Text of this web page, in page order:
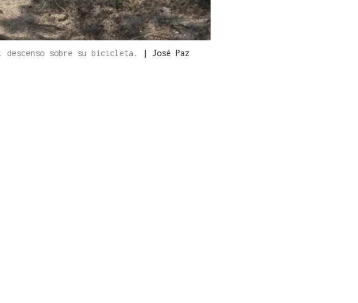
descenso sobre su bicicleta. | José Paz